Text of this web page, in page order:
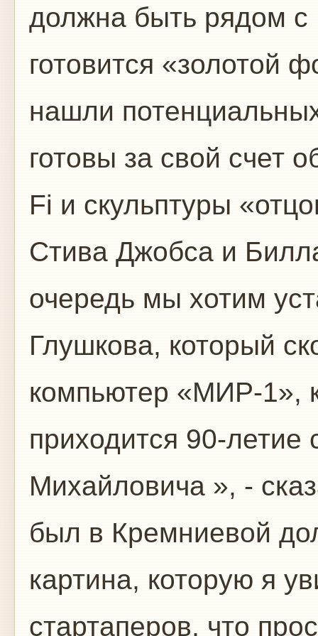
должна быть рядом
готовится
нашли
готовы за свой счет
Fi и скульптуры
Стива Джобса и
очередь мы хотим
Глушкова, который
компьютер «МИР-1»,
приходится 90-
Михайловича », -
был в Кремниевой
картина, которую я
стартаперов, что